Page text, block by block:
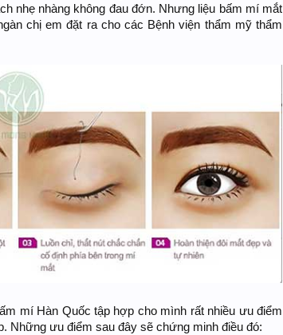
nhẹ nhàng không đau đớn. Nhưng liệu bấm mí mắt
chị em đặt ra cho các Bệnh viện thẩm mỹ thẩm
mí Hàn Quốc tập hợp cho mình rất nhiều ưu điểm
Những ưu điểm sau đây sẽ chứng minh điều đó: